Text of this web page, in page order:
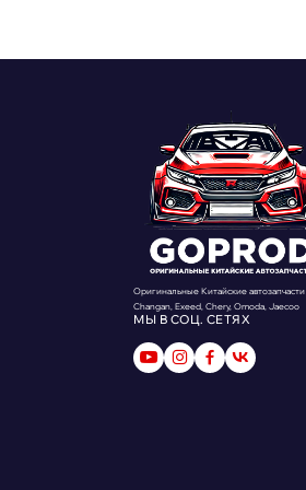
Оригинальные Китайские автозапчасти
Changan, Exeed, Chery, Omoda, Jaecoo
МЫ В СОЦ. СЕТЯХ